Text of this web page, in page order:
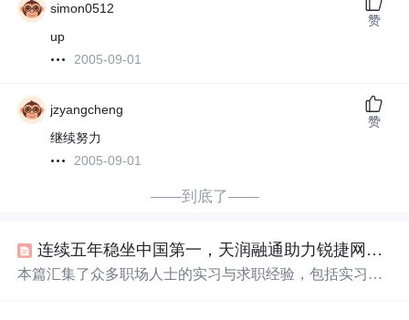
simon0512
up
2005-09-01
赞
jzyangcheng
继续努力
2005-09-01
赞
——到底了——
连续五年稳坐中国第一，天润融通助力锐捷网络重塑客户服务新篇章
本篇汇集了众多职场人士的实习与求职经验，包括实习机